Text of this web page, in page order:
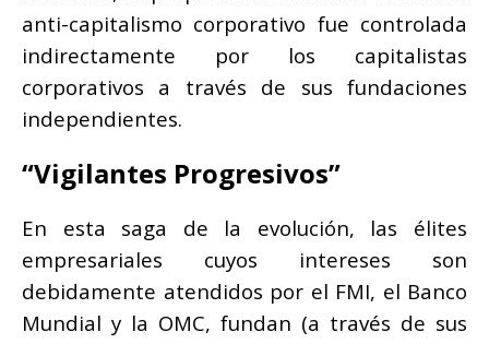
anti-capitalismo corporativo fue controlada
indirectamente por los capitalistas
corporativos a través de sus fundaciones
independientes.
“Vigilantes Progresivos”
En esta saga de la evolución, las élites
empresariales cuyos intereses son
debidamente atendidos por el FMI, el Banco
Mundial y la OMC, fundan (a través de sus